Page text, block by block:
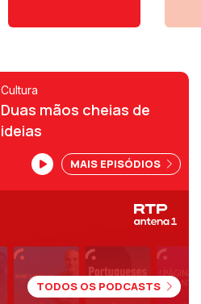
Cultura
Duas mãos cheias de
ideias
MAIS EPISÓDIOS
TODOS OS PODCASTS